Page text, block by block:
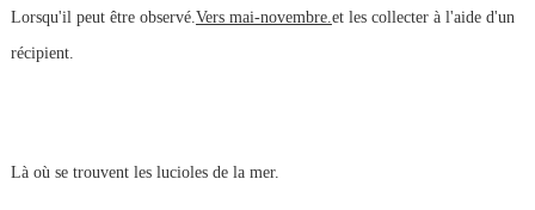
Lorsqu'il peut être observé.Vers mai-novembre.et les collecter à l'aide d'un
récipient.
Là où se trouvent les lucioles de la mer.